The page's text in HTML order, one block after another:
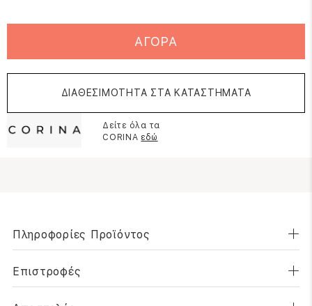
ΑΓΟΡΑ
ΔΙΑΘΕΣΙΜΟΤΗΤΑ ΣΤΑ ΚΑΤΑΣΤΗΜΑΤΑ
Δείτε όλα τα
CORINA εδώ
Πληροφορίες Προϊόντος
Επιστροφές